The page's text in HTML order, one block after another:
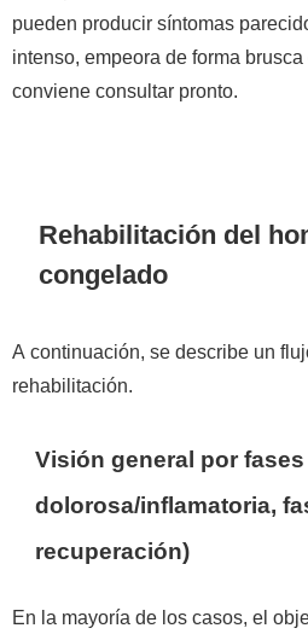
pueden producir síntomas
intenso, empeora de forma
conviene consultar pronto.
Rehabilitación del
congelado
A continuación, se describe un
rehabilitación.
Visión general por fases
dolorosa/inflamatoria,
recuperación)
En la mayoría de los casos, el